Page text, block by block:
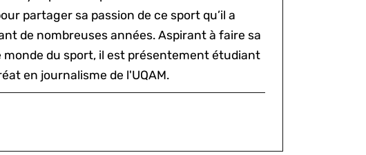
partager sa passion de ce sport qu’il a
de nombreuses années. Aspirant à faire sa
monde du sport, il est présentement étudiant
en journalisme de l'UQAM.